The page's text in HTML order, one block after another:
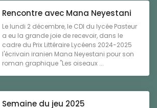
Rencontre avec Mana Neyestani
Le lundi 2 décembre, le CDI du lycée Pasteur
a eu la grande joie de recevoir, dans le
cadre du Prix Littéraire Lycéens 2024-2025
l'écrivain iranien Mana Neyestani pour son
roman graphique "Les oiseaux ...
Semaine du jeu 2025